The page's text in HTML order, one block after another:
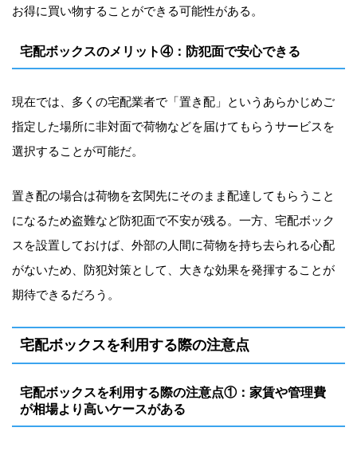
お得に買い物することができる可能性がある。
宅配ボックスのメリット④：防犯面で安心できる
現在では、多くの宅配業者で「置き配」というあらかじめご
指定した場所に非対面で荷物などを届けてもらうサービスを
選択することが可能だ。
置き配の場合は荷物を玄関先にそのまま配達してもらうこと
になるため盗難など防犯面で不安が残る。一方、宅配ボック
スを設置しておけば、外部の人間に荷物を持ち去られる心配
がないため、防犯対策として、大きな効果を発揮することが
期待できるだろう。
宅配ボックスを利用する際の注意点
宅配ボックスを利用する際の注意点①：家賃や管理費
が相場より高いケースがある